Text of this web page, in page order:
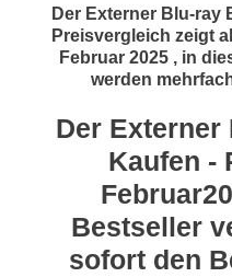
Der Externer Blu-ray
Preisvergleich zeigt
Februar 2025 , in
werden
Der Externer
Kaufen -
Bestseller
sofort den